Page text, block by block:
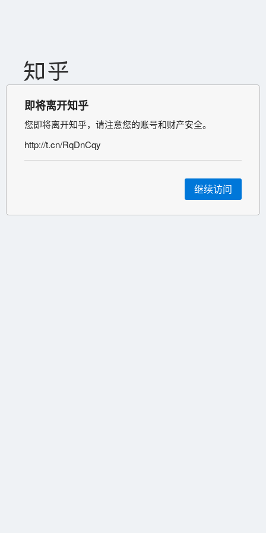
即将离开知乎
您即将离开知乎，请注意您的账号和财产安全。
http://t.cn/RqDnCqy
继续访问